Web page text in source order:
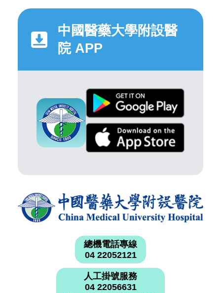
中國醫藥大學附設醫
院 APP
總機電話專線
04 22052121
人工掛號服務
04 22056631